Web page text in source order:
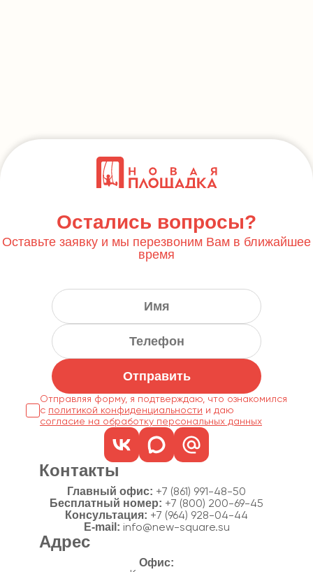
Остались вопросы?
Оставьте заявку и мы перезвоним Вам в ближайшее
время
Отправить
Отправляя форму, я подтверждаю, что ознакомился
с политикой конфиденциальности
согласие на обработку персональных данных
Контакты
Главный офис: +7 (861) 991-48-50
Бесплатный номер: +7 (800) 200-69-45
Консультация: +7 (964) 928-04-44
E-mail: info@new-square.su
Адрес